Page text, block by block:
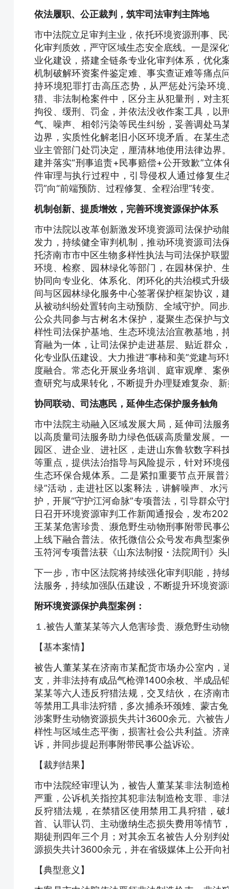
依法履职、公正裁判，筑牢司法审判主阵地
市中法院立足审判主业，依托环境资源刑事、
化审判质效，严守区域生态安全底线。一是深
业化建设，搭建全链条专业化审判体系，优化
机制破解环资案件鉴定难、事实查证难等痛点
持环境犯罪打击高压态势，从严惩处污染环
猎、非法制枪案件中，区分主从犯量刑，对主
拘役、缓刑、罚金，并依法没收作案工具，以
气、噪声、相邻污染等民生纠纷，妥善调处马
边界，实质性化解老旧小区环境矛盾。在某生
业主管部门处罚决定，厘清林地使用法律边界
建并落实“刑事追责+民事赔偿+公开致歉”立
件审理与执行过程中，引导侵权人通过修复
罚”向“前端预防、过程修复、全程治理”转变。
机制创新、提质增效，完善环境资源保护体系
市中法院以改革创新激发环境资源司法保护动
发力，持续健全审判机制，推动环境资源司法
托济南市市中区生物多样性执法与司法保护联
环境、检察、园林绿化等部门，在园林保护、
协同向专业化、体系化、闭环化的共治模式升
间与区园林绿化服务中心签署保护框架协议，
从被动纠纷处置转向主动预防、全域守护。同
公众共同参与古树名木保护，凝聚生态保护与
样性司法保护基地、生态环境法治宣教基地，
育融为一体，让司法保护走进基层、贴近群众
化专业队伍建设。大力推进“事柿和美”党建与
度融合。常态化开展业务培训、庭审观摩、案
查研究与成果转化，不断提升办理疑难复杂、
协同联动、司法惠民，延伸生态保护服务触角
市中法院主动融入区域发展大局，延伸司法服
以高质量司法服务助力绿色低碳高质量发展。
园区、进企业、进社区，走进山东鲁软数字科
等重点，提供法治指导与风险提示，针对环境
生态环保合规体系。二是紧扣重要节点开展
绿”活动，走进社区以案释法，讲解噪声、水
护，开展“守护江河命脉”专项普法，引导群众
日召开环境资源审判工作新闻通报会，发布
王某某危害珍贵、濒危野生动物刑事附带民事
上线下融合普法。依托微信公众号发布典型
玉符河专项普法获《山东法制报・法院周刊》
下一步，市中区法院将持续强化审判职能，持
法服务，持续加强队伍建设，不断提升环境资
附环境资源保护典型案例：
１.被告人董某某等六人危害珍贵、濒危野生动
【基本案情】
被告人董某某在济南市某配货市场办公室内
支，并非法持有成品气枪弹1400余枚、半成品
某某等六人违反狩猎法规，交叉结伙，在济南
等禁用工具非法狩猎，多次捕杀环颈雉、蒙古
涉案野生动物资源损失共计3600余元。六被
样性与区域生态平衡，损害社会公共利益。济
诉，并同步提起刑事附带民事公益诉讼。
【裁判结果】
市中法院经审理认为，被告人董某某非法制造
严重，公诉机关指控其犯非法制造枪支罪、非
反狩猎法规，在禁猎区使用禁用工具狩猎，
首、认罪认罚、主动缴纳生态损失费用等情节
期徒刑四年三个月；对其余五名被告人分别判
源损失共计3600余元，并在省级媒体上公开向
【典型意义】